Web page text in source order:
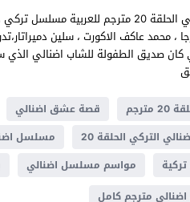
، محمد عاكف الاكورت ، سلين
كان صديق الطفولة للشاب اضنالي
قصة عشق اضنالي
التركي الحلقة 20
مسلسل
مواسم مسلسل اضنالي
مترجم كامل